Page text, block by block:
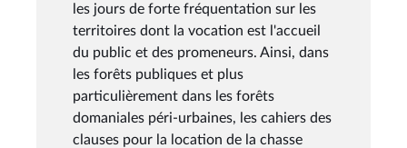
les jours de forte fréquentation sur les
territoires dont la vocation est l'accueil
du public et des promeneurs. Ainsi, dans
les forêts publiques et plus
particulièrement dans les forêts
domaniales péri-urbaines, les cahiers des
clauses pour la location de la chasse